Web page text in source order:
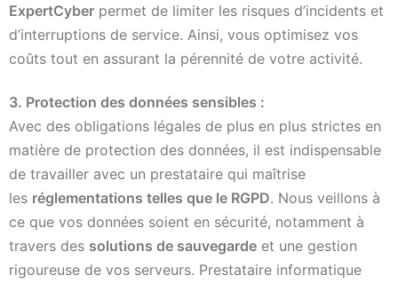
ExpertCyber permet de limiter les risques d’incidents et
d’interruptions de service. Ainsi, vous optimisez vos
coûts tout en assurant la pérennité de votre activité.
3. Protection des données sensibles :
Avec des obligations légales de plus en plus strictes en
matière de protection des données, il est indispensable
de travailler avec un prestataire qui maîtrise
les réglementations telles que le RGPD. Nous veillons à
ce que vos données soient en sécurité, notamment à
travers des solutions de sauvegarde et une gestion
rigoureuse de vos serveurs. Prestataire informatique